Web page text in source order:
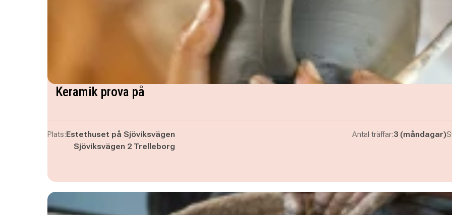
Keramik prova på
Plats:Estethuset på Sjöviksvägen
Sjöviksvägen 2 Trelleborg
Antal träffar:3 (måndagar)